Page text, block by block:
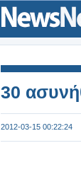
30
2012-03-15 00:22:24